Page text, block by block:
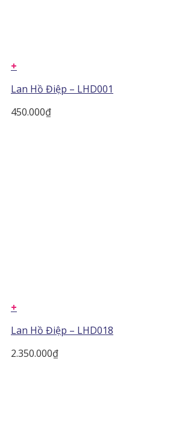
+
Lan Hồ Điệp – LHD001
450.000₫
+
Lan Hồ Điệp – LHD018
2.350.000₫